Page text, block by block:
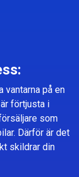
vantarna på en
förtjusta i
som
Därför är det
skildrar din